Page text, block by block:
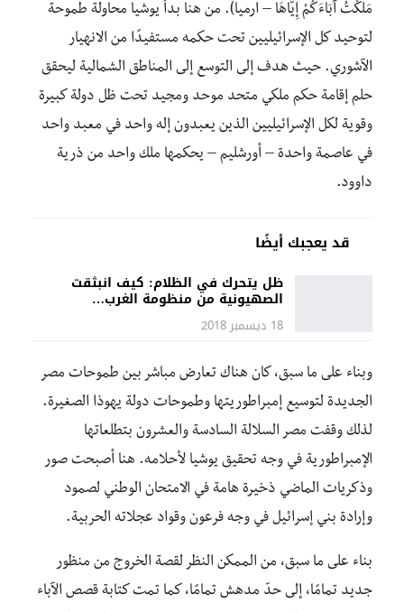
مَلَّكْتُ آبَاءَكُمْ إِيَّاهَا – ارميا). من هنا بدأ يوشيا محاولة طموحة
لتوحيد كل الإسرائيليين تحت حكمه مستفيدًا من الانهيار
الآشوري. حيث هدف إلى التوسع إلى المناطق الشمالية ليحقق
حلم إقامة حكم ملكي متحد موحد ومجيد تحت ظل دولة كبيرة
وقوية لكل الإسرائيليين الذين يعبدون إله واحد في معبد واحد
في عاصمة واحدة – أورشليم – يحكمها ملك واحد من ذرية
داوود.
قد يعجبك أيضًا
ظل يتحرك في الظلام: كيف انبثقت
الصهيونية من منظومة الغرب…
18 ديسمبر 2018
وبناء على ما سبق، كان هناك تعارض مباشر بين طموحات مصر
الجديدة لتوسيع إمبراطوريتها وطموحات دولة يهوذا الصغيرة.
لذلك وقفت مصر السلالة السادسة والعشرون بتطلعاتها
الإمبراطورية في وجه تحقيق يوشيا لأحلامه. هنا أصبحت صور
وذكريات الماضي ذخيرة هامة في الامتحان الوطني لصمود
وإرادة بني إسرائيل في وجه فرعون وقواد عجلاته الحربية.
بناء على ما سبق، من الممكن النظر لقصة الخروج من منظور
جديد تمامًا، إلى حدّ مدهش تمامًا، كما تمت كتابة قصص الآباء